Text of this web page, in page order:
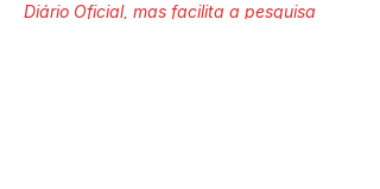
Diário Oficial, mas facilita a pesquisa